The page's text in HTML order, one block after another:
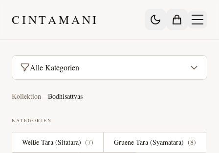
CINTAMANI
Alle Kategorien
Kollektion—Bodhisattvas
KATEGORIEN
Weiße Tara (Sitatara) (7) Gruene Tara (Syamatara) (8)